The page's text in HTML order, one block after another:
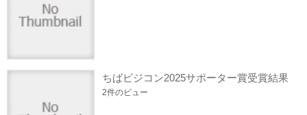
ちばビジコン2025サポーター賞受賞結果
2件のビュー